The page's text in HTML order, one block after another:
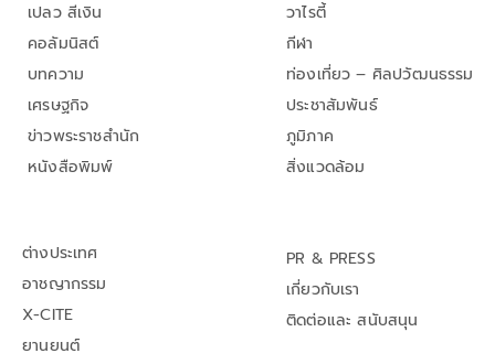
เปลว สีเงิน
คอลัมนิสต์
บทความ
เศรษฐกิจ
ข่าวพระราชสำนัก
หนังสือพิมพ์
วาไรตี้
กีฬา
ท่องเที่ยว – ศิลปวัฒนธรรม
ประชาสัมพันธ์
ภูมิภาค
สิ่งแวดล้อม
ต่างประเทศ
อาชญากรรม
X-CITE
ยานยนต์
PR & PRESS
เกี่ยวกับเรา
ติดต่อและ สนับสนุน